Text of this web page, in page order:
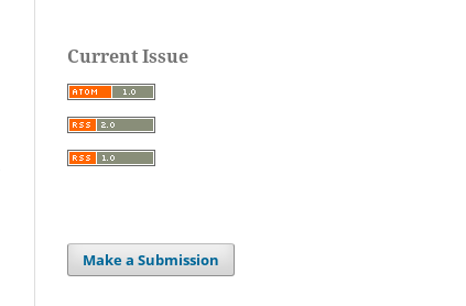
Current Issue
Make a Submission